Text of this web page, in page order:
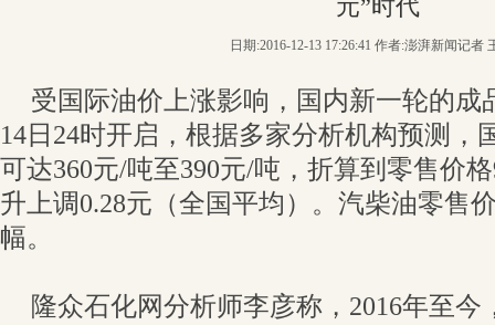
元”时代
日期:2016-12-13 17:26:41 作者:澎湃新闻记者
受国际油价上涨影响，国内新一轮的成
14日24时开启，根据多家分析机构预测，
可达360元/吨至390元/吨，折算到零售价
升上调0.28元（全国平均）。汽柴油零售
幅。
隆众石化网分析师李彦称，2016年至